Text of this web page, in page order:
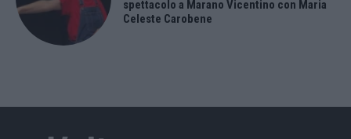
spettacolo a Marano Vicentino con Maria
Celeste Carobene